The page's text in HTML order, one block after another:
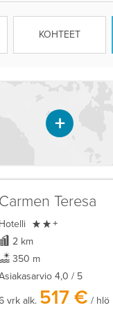
KOHTEET
Carmen Teresa
Hotelli  +
2 km
350 m
4,0 / 5
vrk alk. 517 € / hlö